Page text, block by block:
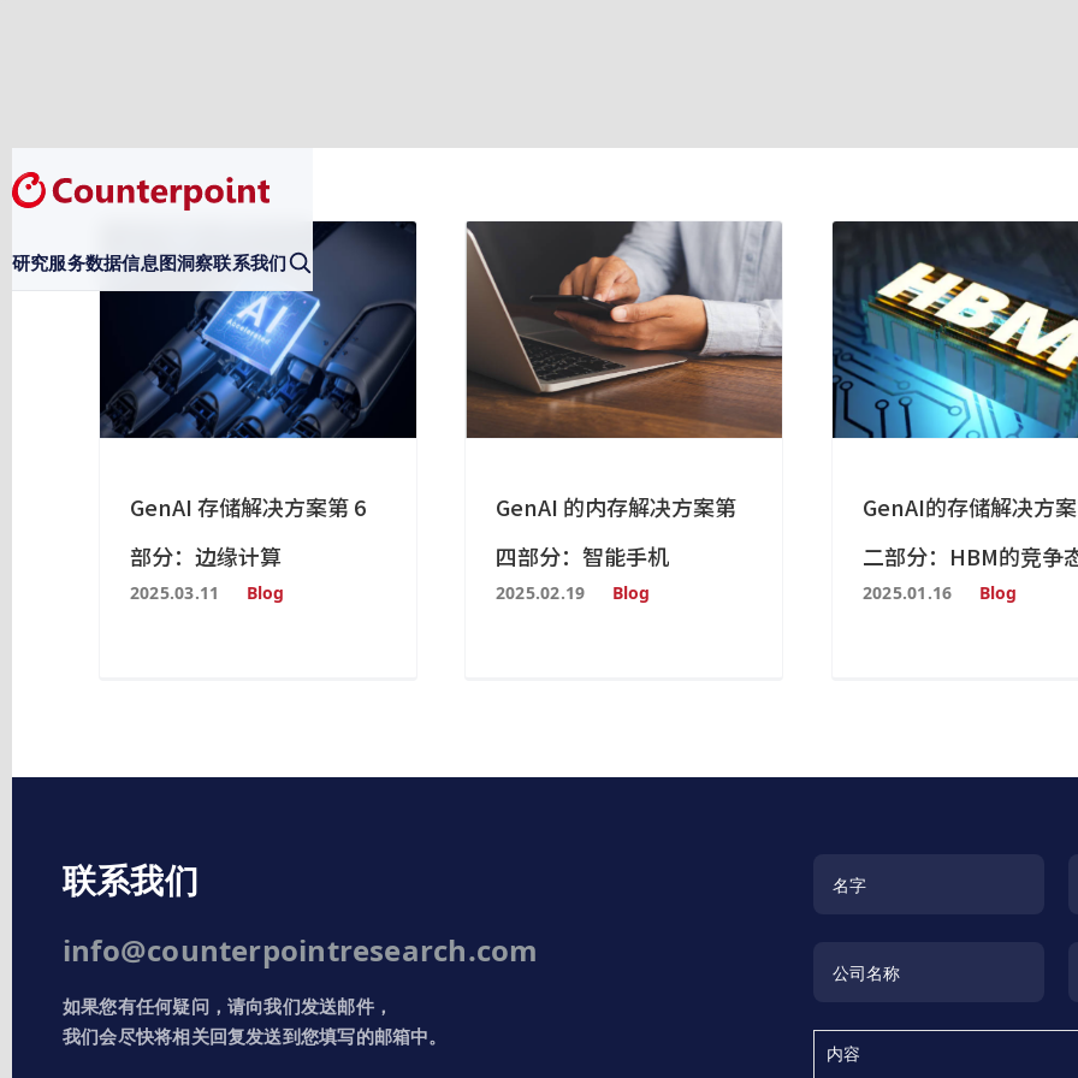
研究服务数据信息图洞察联系我们
GenAI 存储解决方案第 6
部分：边缘计算
2025.03.11 Blog
GenAI 的内存解决方案第
四部分：智能手机
2025.02.19 Blog
GenAI的存储解决方
二部分：HBM的竞争
2025.01.16 Blog
联系我们
info@counterpointresearch.com
如果您有任何疑问，请向我们发送邮件，
我们会尽快将相关回复发送到您填写的邮箱中。